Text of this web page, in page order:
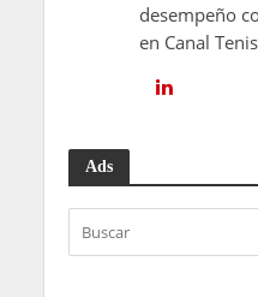
desempeño
en Canal
Ads